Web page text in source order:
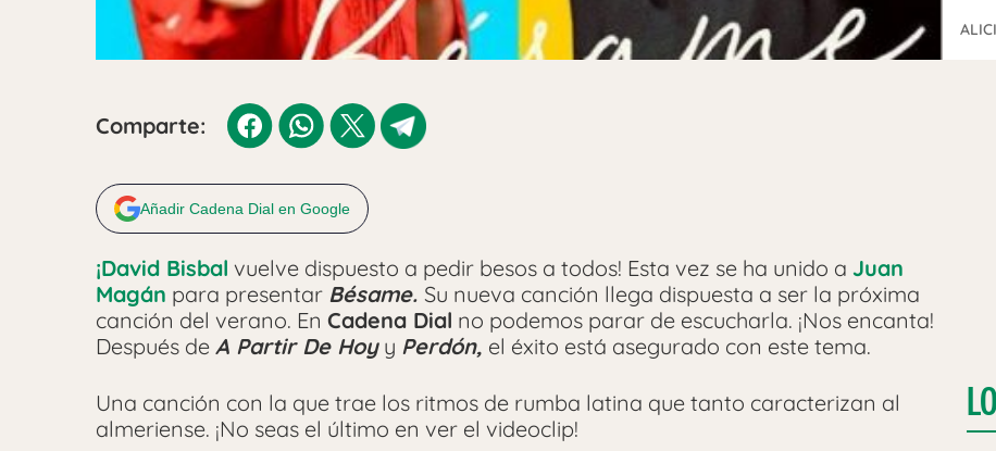
Comparte:
Añadir Cadena Dial en Google
¡David Bisbal vuelve dispuesto a pedir besos a todos! Esta vez se ha unido a Juan
Magán para presentar Bésame. Su nueva canción llega dispuesta a ser la próxima
canción del verano. En Cadena Dial no podemos parar de escucharla. ¡Nos encanta!
Después de A Partir De Hoyy Perdón, el éxito está asegurado con este tema.
Una canción con la que trae los ritmos de rumba latina que tanto caracterizan al
almeriense. ¡No seas el último en ver el videoclip!